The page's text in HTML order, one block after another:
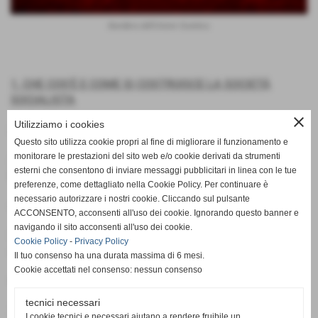
1. CHE COS'È E COME SI COSTRUISCE LA SOCIETÀ
2. STALIN E L'URSS (1922-1953)
3. IL CONCETTO DI PIANIFICAZIONE ECONOMICA NEL
MARXISMO
4. IL TRIONFO DELLA CULTURA E DELL'ARTE
5. LA COSTITUZIONE SOVIETICA DEL 1936, LA PIÙ
AVANZATA MAI CONCEPITA
7. CONCLUSIONI POLITICHE SULLA COSTRUZIONE DEL
close
Utilizziamo i cookies
Questo sito utilizza cookie propri al fine di migliorare il funzionamento e
monitorare le prestazioni del sito web e/o cookie derivati da strumenti
esterni che consentono di inviare messaggi pubblicitari in linea con le tue
preferenze, come dettagliato nella Cookie Policy. Per continuare è
necessario autorizzare i nostri cookie. Cliccando sul pulsante
ACCONSENTO, acconsenti all'uso dei cookie. Ignorando questo banner e
navigando il sito acconsenti all'uso dei cookie.
Cookie Policy - Privacy Policy
Il tuo consenso ha una durata massima di 6 mesi.
Cookie accettati nel consenso: nessun consenso
tecnici necessari